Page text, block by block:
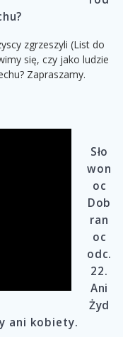
zgrzeszyli (List do
się, czy jako ludzie
Zapraszamy.
Sło
won
oc
Dob
ran
oc
odc.
22.
Ani
Żyd
ani kobiety.